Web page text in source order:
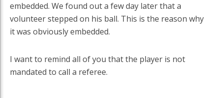
embedded. We found out a few day later that a
volunteer stepped on his ball. This is the reason why
it was obviously embedded.
I want to remind all of you that the player is not
mandated to call a referee.